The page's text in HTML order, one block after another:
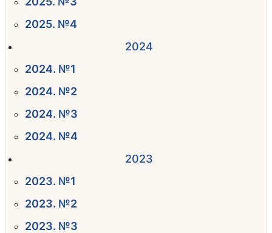
2025. №4
2024
2024. №1
2024. №2
2024. №3
2024. №4
2023
2023. №1
2023. №2
2023. №3